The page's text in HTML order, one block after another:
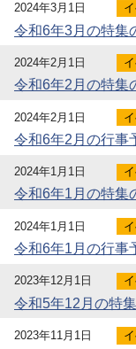
2024年3月1日
令和6年3月の特集
2024年2月1日
令和6年2月の特集
2024年2月1日
令和6年2月の行事
2024年1月1日
令和6年1月の特集
2024年1月1日
令和6年1月の行事
2023年12月1日
令和5年12月の特
2023年11月1日